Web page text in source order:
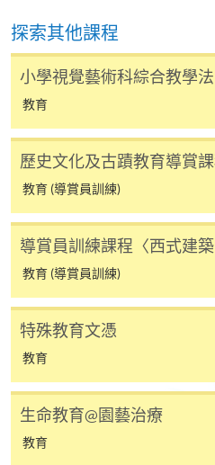
統處理上為兩個不同的
功被獲取錄。任何不成
快與 閣下聯絡。
程/科目只可提交一次申
在網上報名過程中，付
確認。另外，確認電子
除特殊情況(例如課程因
法例規定外，一切已繳費
如須甄選入學，則正式
取錄的證明。學院將在
請者是否獲取錄。落選
免責聲明
探索其他課程
小學視覺藝術科綜合教學法
教育
歷史文化及古蹟教育導賞
教育 (導賞員訓練)
導賞員訓練課程〈西式建築
教育 (導賞員訓練)
特殊教育文憑
教育
生命教育@園藝治療
教育